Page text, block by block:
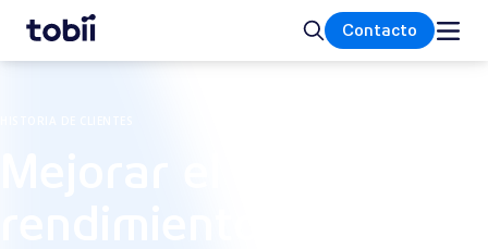
Inicio BuscarContacto